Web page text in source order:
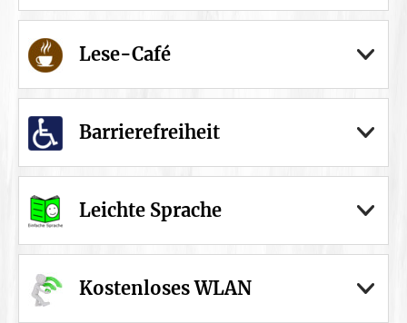
Lese-Café
Barrierefreiheit
Leichte Sprache
Kostenloses WLAN